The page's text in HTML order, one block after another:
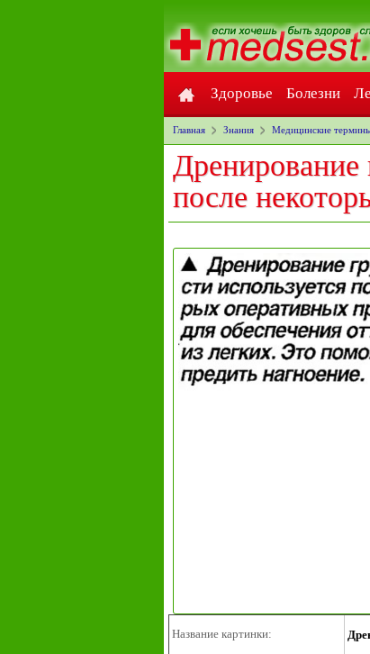
Здоровье Болезни
Главная Знания Медицинские
Дренирование
после
Название картинки: